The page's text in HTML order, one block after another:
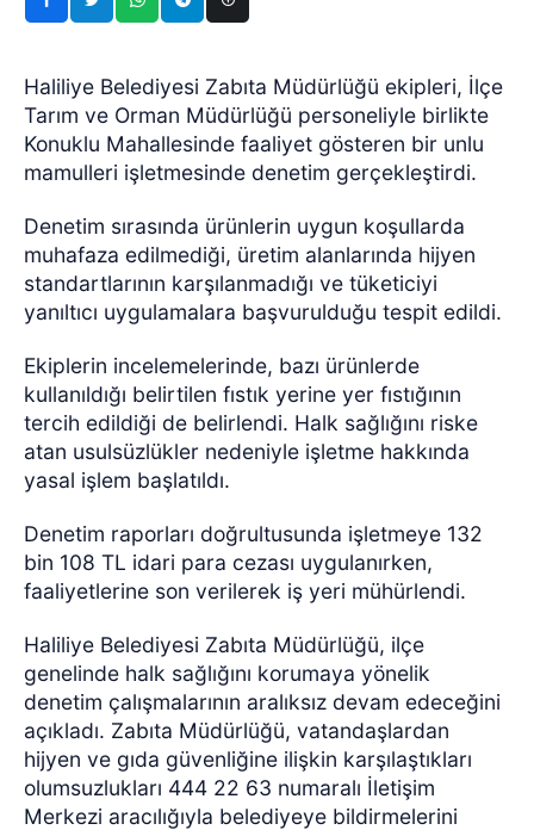
Haliliye Belediyesi Zabıta Müdürlüğü ekipleri, İlçe
Tarım ve Orman Müdürlüğü personeliyle birlikte
Konuklu Mahallesinde faaliyet gösteren bir unlu
mamulleri işletmesinde denetim gerçekleştirdi.
Denetim sırasında ürünlerin uygun koşullarda
muhafaza edilmediği, üretim alanlarında hijyen
standartlarının karşılanmadığı ve tüketiciyi
yanıltıcı uygulamalara başvurulduğu tespit edildi.
Ekiplerin incelemelerinde, bazı ürünlerde
kullanıldığı belirtilen fıstık yerine yer fıstığının
tercih edildiği de belirlendi. Halk sağlığını riske
atan usulsüzlükler nedeniyle işletme hakkında
yasal işlem başlatıldı.
Denetim raporları doğrultusunda işletmeye 132
bin 108 TL idari para cezası uygulanırken,
faaliyetlerine son verilerek iş yeri mühürlendi.
Haliliye Belediyesi Zabıta Müdürlüğü, ilçe
genelinde halk sağlığını korumaya yönelik
denetim çalışmalarının aralıksız devam edeceğini
açıkladı. Zabıta Müdürlüğü, vatandaşlardan
hijyen ve gıda güvenliğine ilişkin karşılaştıkları
olumsuzlukları 444 22 63 numaralı İletişim
Merkezi aracılığıyla belediyeye bildirmelerini